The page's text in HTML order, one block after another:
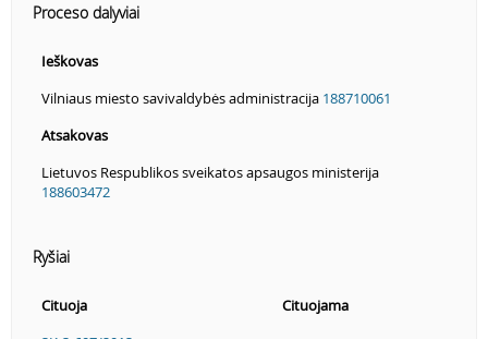
Proceso dalyviai
Ieškovas
Vilniaus miesto savivaldybės administracija 188710061
Atsakovas
Lietuvos Respublikos sveikatos apsaugos ministerija
188603472
Ryšiai
Cituoja
Cituojama